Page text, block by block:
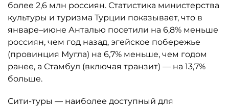
более 2,6 млн россиян. Статистика министерства
культуры и туризма Турции показывает, что в
январе–июне Анталью посетили на 6,8% меньше
россиян, чем год назад, эгейское побережье
(провинция Мугла) на 6,7% меньше, чем годом
ранее, а Стамбул (включая транзит) — на 13,7%
больше.
Сити-туры — наиболее доступный для